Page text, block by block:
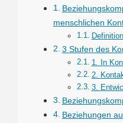
menschlichen
3 Stufen des
1. In
2.
3.
Beziehungen